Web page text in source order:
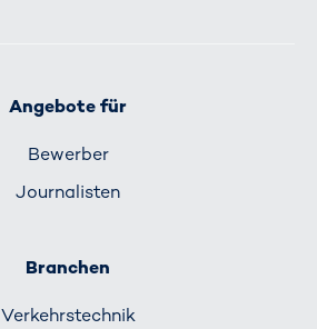
Angebote für
Bewerber
Journalisten
Branchen
Verkehrs­technik